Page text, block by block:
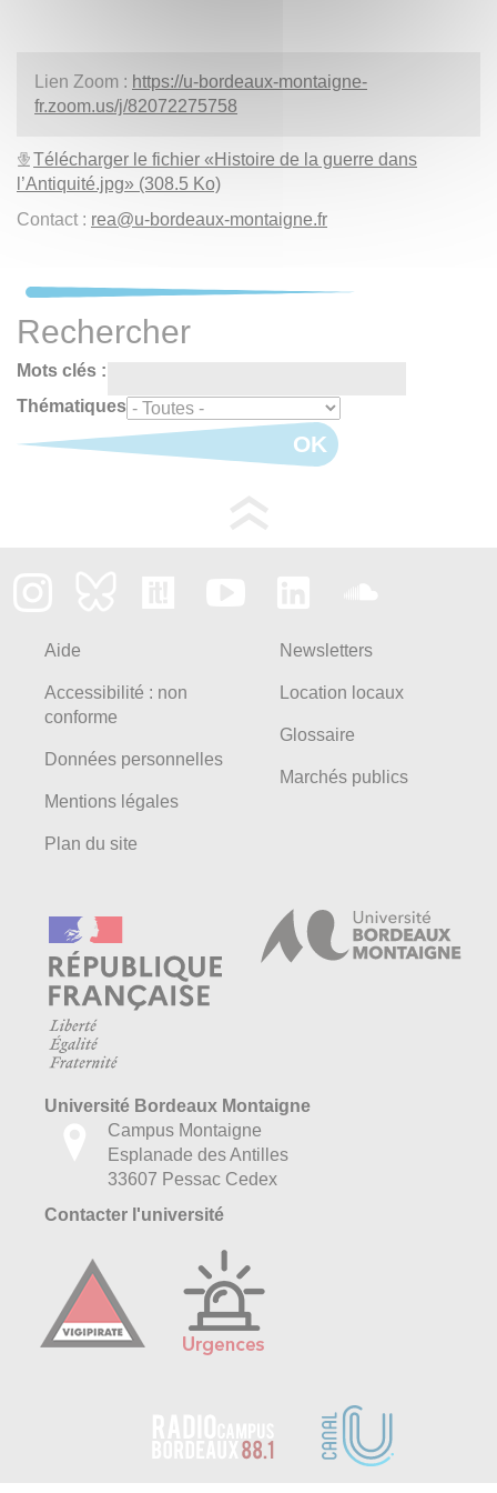
Lien Zoom : https://u-bordeaux-montaigne-
fr.zoom.us/j/82072275758
Télécharger le fichier «Histoire de la guerre dans
l’Antiquité.jpg» (308.5 Ko)
Contact : rea@u-bordeaux-montaigne.fr
Rechercher
Mots clés :
Thématiques
OK
Aide
Accessibilité : non
conforme
Données personnelles
Mentions légales
Plan du site
Newsletters
Location locaux
Glossaire
Marchés publics
Université Bordeaux Montaigne
Campus Montaigne
Esplanade des Antilles
33607 Pessac Cedex
Contacter l'université